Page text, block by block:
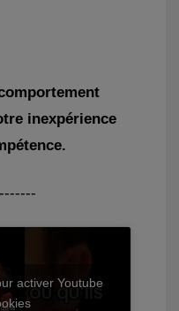
inexpérience
activer Youtube